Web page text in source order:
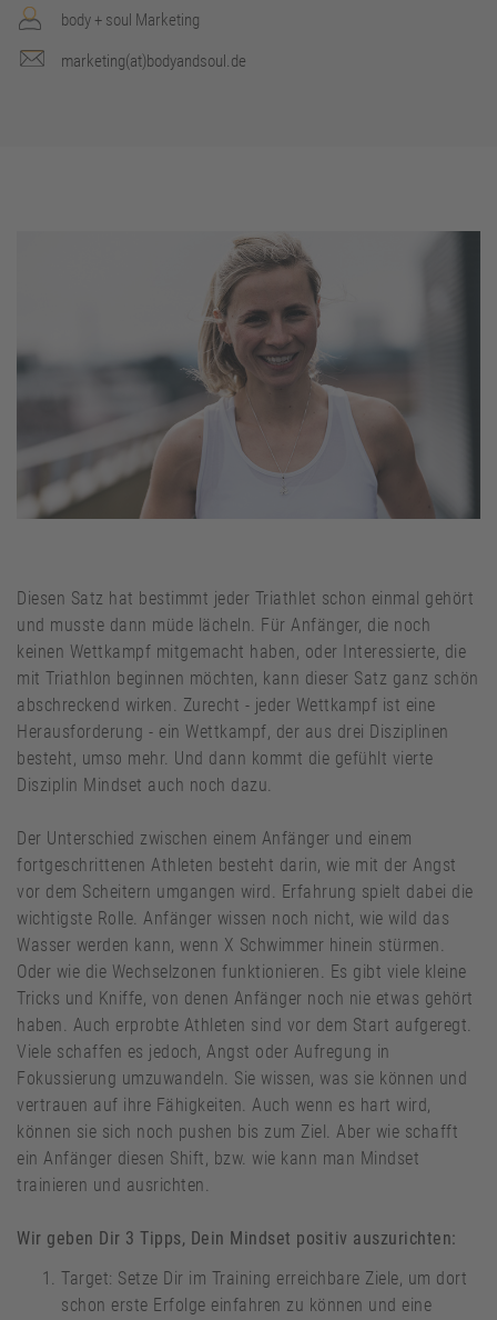
body + soul Marketing
marketing(at)bodyandsoul.de
Diesen Satz hat bestimmt jeder Triathlet schon einmal gehört
und musste dann müde lächeln. Für Anfänger, die noch
keinen Wettkampf mitgemacht haben, oder Interessierte, die
mit Triathlon beginnen möchten, kann dieser Satz ganz schön
abschreckend wirken. Zurecht - jeder Wettkampf ist eine
Herausforderung - ein Wettkampf, der aus drei Disziplinen
besteht, umso mehr. Und dann kommt die gefühlt vierte
Disziplin Mindset auch noch dazu.
Der Unterschied zwischen einem Anfänger und einem
fortgeschrittenen Athleten besteht darin, wie mit der Angst
vor dem Scheitern umgangen wird. Erfahrung spielt dabei die
wichtigste Rolle. Anfänger wissen noch nicht, wie wild das
Wasser werden kann, wenn X Schwimmer hinein stürmen.
Oder wie die Wechselzonen funktionieren. Es gibt viele kleine
Tricks und Kniffe, von denen Anfänger noch nie etwas gehört
haben. Auch erprobte Athleten sind vor dem Start aufgeregt.
Viele schaffen es jedoch, Angst oder Aufregung in
Fokussierung umzuwandeln. Sie wissen, was sie können und
vertrauen auf ihre Fähigkeiten. Auch wenn es hart wird,
können sie sich noch pushen bis zum Ziel. Aber wie schafft
ein Anfänger diesen Shift, bzw. wie kann man Mindset
trainieren und ausrichten.
Wir geben Dir 3 Tipps, Dein Mindset positiv auszurichten:
Target: Setze Dir im Training erreichbare Ziele, um dort
schon erste Erfolge einfahren zu können und eine